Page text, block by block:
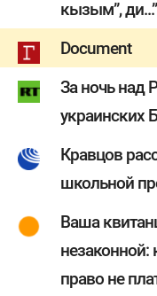
кызым”, ди...”
Document
За ночь над
украинских
Кравцов
школьной
Ваша
право не